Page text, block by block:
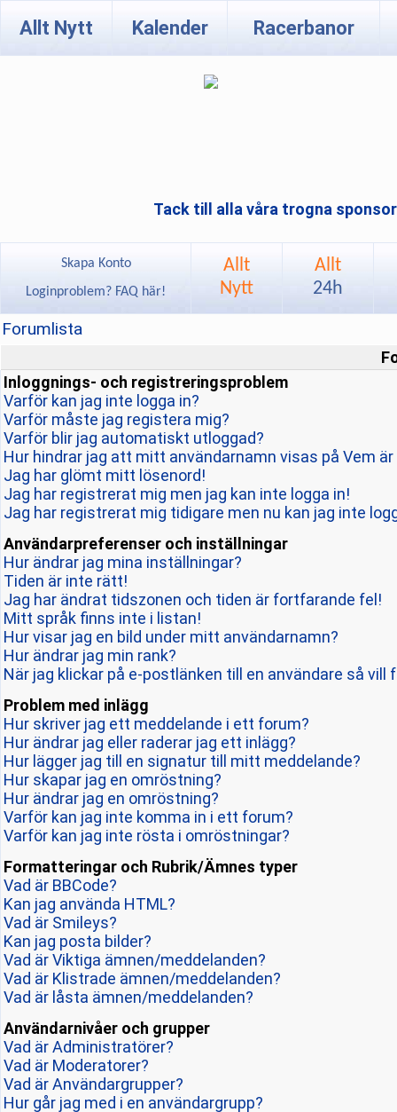
Allt Nytt Kalender Racerbanor
Tack till alla våra trogna
Skapa Konto
Loginproblem? FAQ här!
Allt
Nytt
Allt
24h
Forumlista
Inloggnings- och registreringsproblem
Varför kan jag inte logga in?
Varför måste jag registera mig?
Varför blir jag automatiskt utloggad?
Hur hindrar jag att mitt användarnamn visas på Vem
Jag har glömt mitt lösenord!
Jag har registrerat mig men jag kan inte logga in!
Jag har registrerat mig tidigare men nu kan jag inte
Användarpreferenser och inställningar
Hur ändrar jag mina inställningar?
Tiden är inte rätt!
Jag har ändrat tidszonen och tiden är fortfarande fel!
Mitt språk finns inte i listan!
Hur visar jag en bild under mitt användarnamn?
Hur ändrar jag min rank?
När jag klickar på e-postlänken till en användare så vill
Problem med inlägg
Hur skriver jag ett meddelande i ett forum?
Hur ändrar jag eller raderar jag ett inlägg?
Hur lägger jag till en signatur till mitt meddelande?
Hur skapar jag en omröstning?
Hur ändrar jag en omröstning?
Varför kan jag inte komma in i ett forum?
Varför kan jag inte rösta i omröstningar?
Formatteringar och Rubrik/Ämnes typer
Vad är BBCode?
Kan jag använda HTML?
Vad är Smileys?
Kan jag posta bilder?
Vad är Viktiga ämnen/meddelanden?
Vad är Klistrade ämnen/meddelanden?
Vad är låsta ämnen/meddelanden?
Användarnivåer och grupper
Vad är Administratörer?
Vad är Moderatorer?
Vad är Användargrupper?
Hur går jag med i en användargrupp?